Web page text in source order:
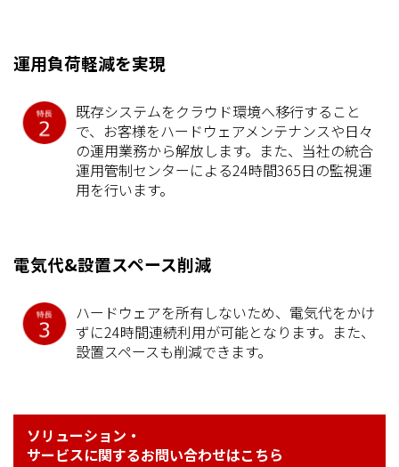
運用負荷軽減を実現
既存システムをクラウド環境へ移行すること
で、お客様をハードウェアメンテナンスや日々
の運用業務から解放します。また、当社の統合
運用管制センターによる24時間365日の監視運
用を行います。
電気代&設置スペース削減
ハードウェアを所有しないため、電気代をかけ
ずに24時間連続利用が可能となります。また、
設置スペースも削減できます。
ソリューション・
サービスに関するお問い合わせはこちら